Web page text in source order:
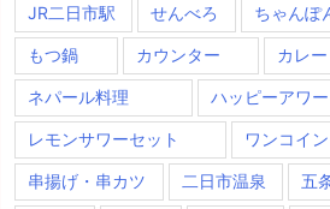
JR二日市駅 せんべろ ちゃんぽ
もつ鍋 カウンター カレー
ネパール料理 ハッピーアワー
レモンサワーセット ワンコイン
串揚げ・串カツ 二日市温泉 五